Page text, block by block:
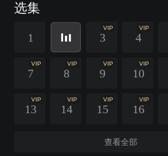
选集
1
VIP
3
VIP
4
VIP
7
VIP
8
VIP
9
VIP
10
VIP
13
VIP
14
VIP
15
VIP
16
查看全部